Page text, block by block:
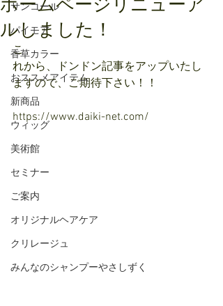
サンコール
パイモア
香草カラー
おススメアイテム
新商品
ウィッグ
美術館
セミナー
ご案内
オリジナルヘアケア
クリレージュ
みんなのシャンプーやさしずく
ルしました！
こ
れから、ドンドン記事をアップいたし
ますので、ご期待下さい！！
https://www.daiki-net.com/